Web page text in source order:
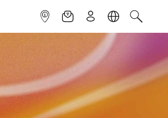
INFOPOINTNEWSLETTER
ISCRIVITILINGUACERCA